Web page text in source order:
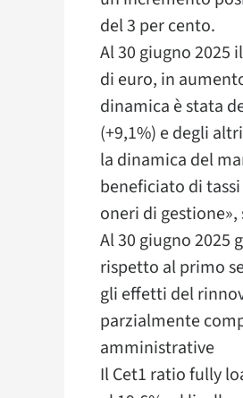
del 3 per cento.
Al 30 giugno 2025
di euro, in
dinamica è stata
(+9,1%) e degli
la dinamica del
beneficiato di
oneri di
Al 30 giugno 2025
rispetto al primo
gli effetti del
parzialmente
amministrative
Il Cet1 ratio fully